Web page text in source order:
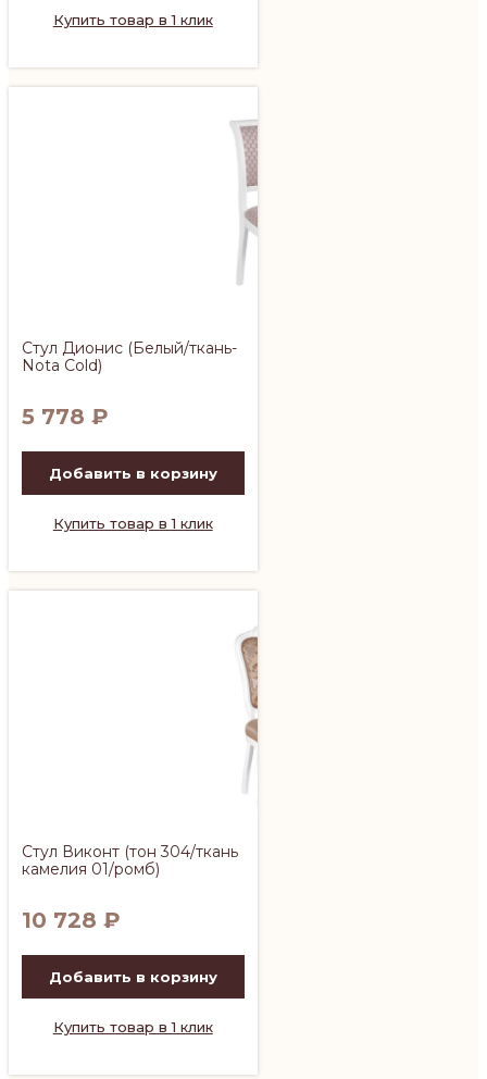
Купить товар в 1 клик
Стул Дионис (Белый/ткань-
Nota Cold)
5 778 ₽
Добавить в корзину
Купить товар в 1 клик
Стул Виконт (тон 304/ткань
камелия 01/ромб)
10 728 ₽
Добавить в корзину
Купить товар в 1 клик